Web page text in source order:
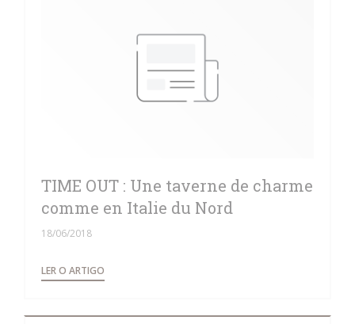
TIME OUT : Une taverne de charme
comme en Italie du Nord
18/06/2018
LER O ARTIGO